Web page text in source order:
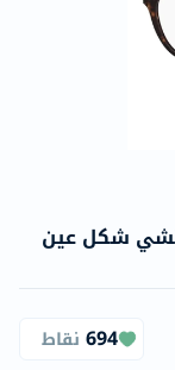
شكل عين
694 نقاط